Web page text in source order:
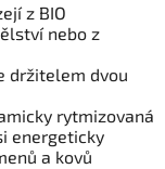
z BIO
nebo z
držitelem dvou
rytmizovaná
energeticky
a kovů